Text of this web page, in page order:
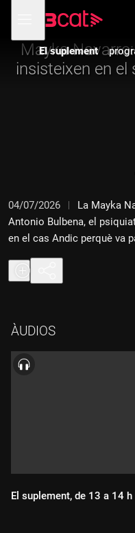
navegació
principal
menú
de
El suplement
Mayka
insisteixen en
04/07/2026
La Mayka
Antonio Bulbena, el
en el cas Andic perquè va
ÀUDIOS
El suplement, de 13 a 14